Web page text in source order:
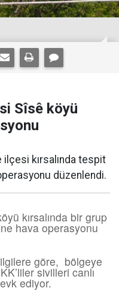
Sîsê köyü
ilçesi kırsalında tespit
düzenlendi.
kırsalında bir grup
hava operasyonu
göre, bölgeye
sivilleri canlı
ediyor.